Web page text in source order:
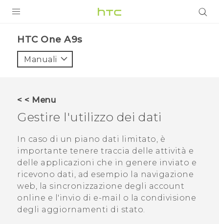
VIVE
ASSISTENZA
Accessori e dispositivi HTC
Accesso
HTC One A9s‎
Manuali
< < Menu
Gestire l'utilizzo dei dati
In caso di un piano dati limitato, è
importante tenere traccia delle attività e
delle applicazioni che in genere inviato e
ricevono dati, ad esempio la navigazione
web, la sincronizzazione degli account
online e l'invio di e-mail o la condivisione
degli aggiornamenti di stato.